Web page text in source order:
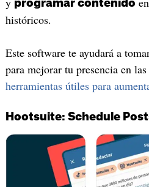
programar contenido
históricos.
Este software te ayudará a
para mejorar tu presencia en
herramientas útiles para
Hootsuite: Schedule